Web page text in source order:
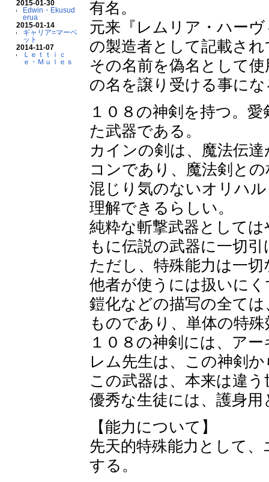
2015-01-30
Edwin・Ekusud
erua
2015-01-14
ギャリア=マーベ
ット
2014-11-07
Ｌｅｔｔｉｃ
ｅ・Ｍｕｌｅｓ
有名。
元来『レムリア・ハー
の製造者として記載さ
その名前を偽名として
の名を譲り受ける事に
１０８の神剣を持つ。
た武器である。
カインの剣は、魔法伝
コンであり、魔法剣と
混じり気のないオリハ
理解できるらしい。
純粋な斬撃武器として
もに伝説の武器に一切
ただし、特殊能力は一
他者が使うには扱いに
鎧化などの描写の全て
ものであり、単体の特
１０８の神剣には、ア
レム先生は、この神剣
この武器は、本来は違
優秀な生徒には、護身
【能力について】
先天的特殊能力として
する。